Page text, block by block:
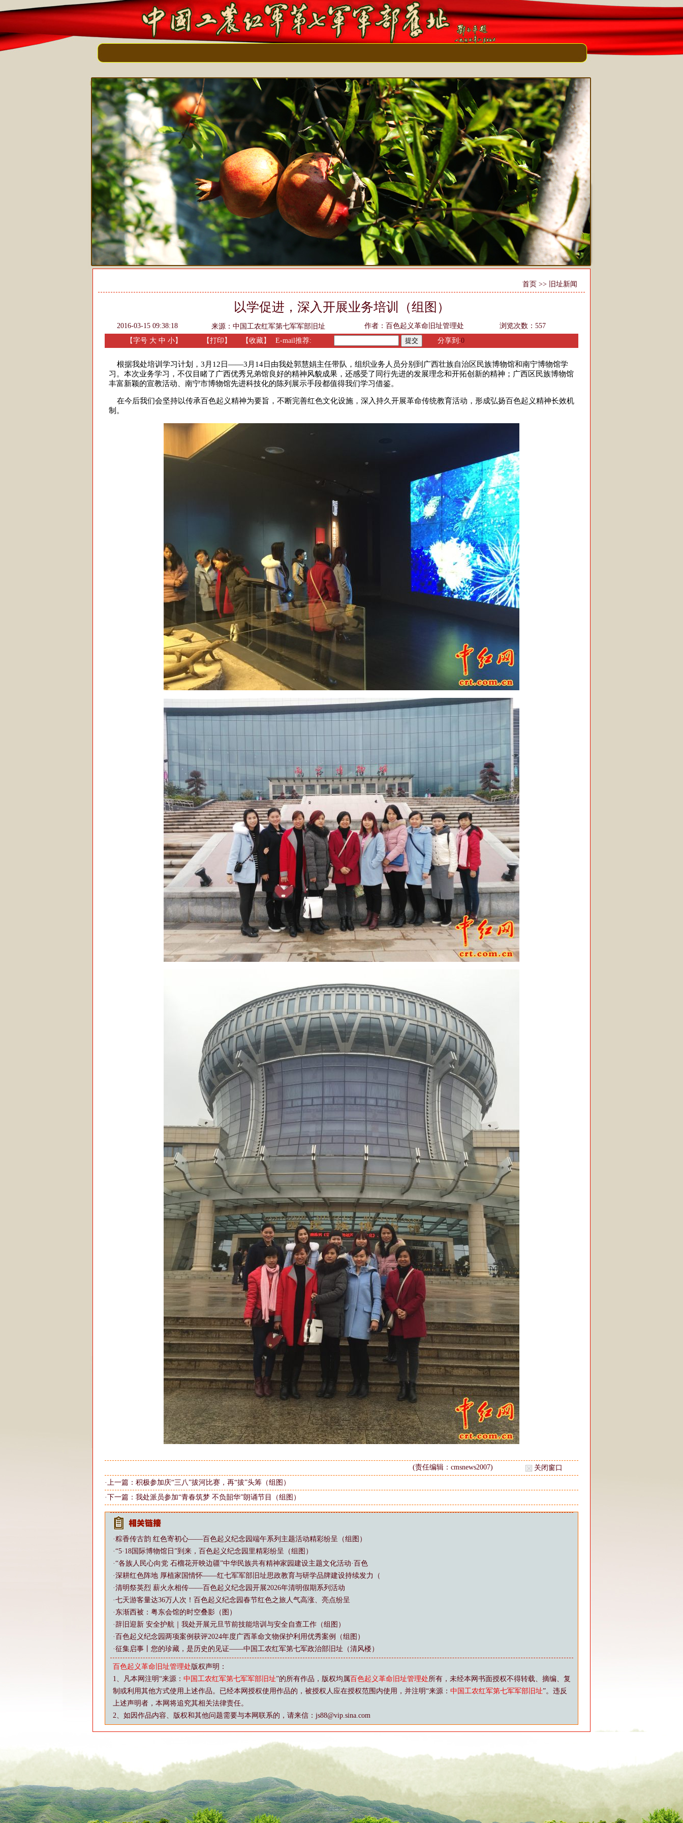
首页 >> 旧址新闻
以学促进，深入开展业务培训（组图）
2016-03-15 09:38:18 来源： 中国工农红军第七军军部旧址 作者：百色起义革命旧址管理处 浏览次数： 557
【字号 大 中 小】 【打印 】 【收藏】 E-mail推荐: 分享到:0
根据我处培训学习计划，3月12日——3月14日由我处郭慧娟主任带队，组织业务人员分别到广西壮族自治区民族博物馆和南宁博物馆学
习。本次业务学习，不仅目睹了广西优秀兄弟馆良好的精神风貌成果，还感受了同行先进的发展理念和开拓创新的精神；广西区民族博物馆
丰富新颖的宣教活动、南宁市博物馆先进科技化的陈列展示手段都值得我们学习借鉴。
在今后我们会坚持以传承百色起义精神为要旨，不断完善红色文化设施，深入持久开展革命传统教育活动，形成弘扬百色起义精神长效机
制。
(责任编辑：cmsnews2007)
关闭窗口
·上一篇： 积极参加庆“三八”拔河比赛，再“拔”头筹（组图）
·下一篇： 我处派员参加“青春筑梦 不负韶华”朗诵节目（组图）
·粽香传古韵 红色寄初心——百色起义纪念园端午系列主题活动精彩纷呈（组图）
·“5·18国际博物馆日”到来，百色起义纪念园里精彩纷呈（组图）
·“各族人民心向党 石榴花开映边疆”中华民族共有精神家园建设主题文化活动·百色
·深耕红色阵地 厚植家国情怀——红七军军部旧址思政教育与研学品牌建设持续发力（
·清明祭英烈 薪火永相传——百色起义纪念园开展2026年清明假期系列活动
·七天游客量达36万人次！百色起义纪念园春节红色之旅人气高涨、亮点纷呈
· 东渐西被：粤东会馆的时空叠影（图）
·辞旧迎新 安全护航｜我处开展元旦节前技能培训与安全自查工作（组图）
·百色起义纪念园两项案例获评2024年度广西革命文物保护利用优秀案例（组图）
·征集启事丨您的珍藏，是历史的见证——中国工农红军第七军政治部旧址（清风楼）
百色起义革命旧址管理处版权声明：
1、凡本网注明“来源： 中国工农红军第七军军部旧址”的所有作品，版权均属百色起义革命旧址管理处所有，未经本网书面授权不得转载、摘编、复
制或利用其他方式使用上述作品。已经本网授权使用作品的，被授权人应在授权范围内使用，并注明“来源： 中国工农红军第七军军部旧址”。违反
上述声明者，本网将追究其相关法律责任。
2、如因作品内容、版权和其他问题需要与本网联系的，请来信：js88@vip.sina.com